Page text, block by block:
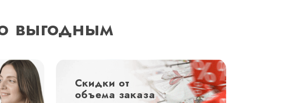
выгодным
Скидки от
объема заказа